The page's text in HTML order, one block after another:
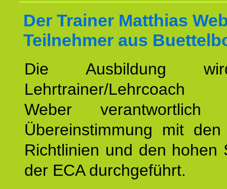
Der Trainer Matthias
Teilnehmer aus
Die Ausbildung
Lehrtrainer/Lehrcoach
Weber
Übereinstimmung mit den
Richtlinien und den hohen
der ECA durchgeführt.